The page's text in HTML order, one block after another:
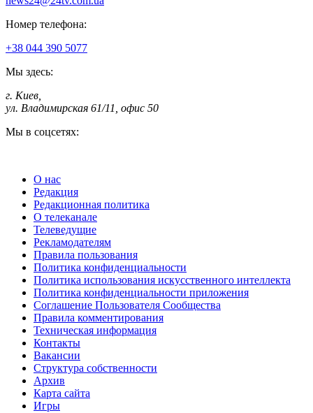
Номер телефона:
+38 044 390 5077
Мы здесь:
г. Киев
ул. Владимирская 61/11, офис 50
Мы в соцсетях:
О нас
Редакция
Редакционная политика
О телеканале
Телеведущие
Рекламодателям
Правила пользования
Политика конфиденциальности
Политика использования искусственного интеллекта
Политика конфиденциальности приложения
Соглашение Пользователя Сообщества
Правила комментирования
Техническая информация
Контакты
Вакансии
Структура собственности
Архив
Карта сайта
Игры